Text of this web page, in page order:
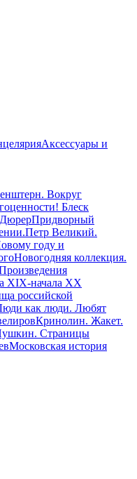
Аксессуары и
Вокруг
Блеск
Придворный
Петр Великий.
году и
Новогодняя коллекция.
XIX-начала XX
российской
как люди. Любят
Кринолин. Жакет.
Страницы
Московская история